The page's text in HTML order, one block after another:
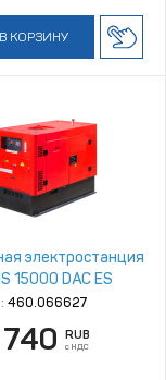
В КОРЗИНУ
электростанция
15000 DAC ES
460.066627
RUB
с НДС